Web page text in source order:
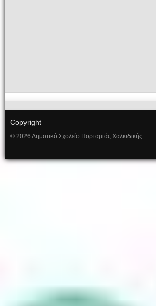
Copyright
© 2026 Δημοτικό Σχολείο Πορταριάς Χαλκιδικής.